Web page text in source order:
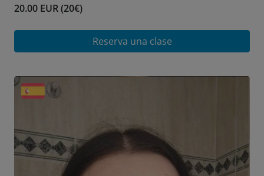
20.00 EUR (20€)
Reserva una clase